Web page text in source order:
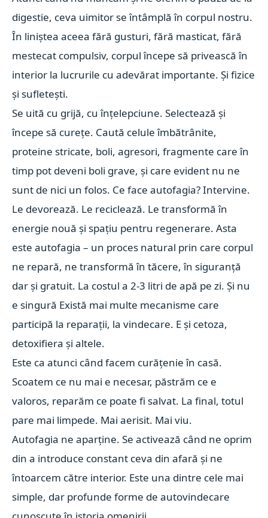
digestie, ceva uimitor se întâmplă în corpul nostru.
În liniștea aceea fără gusturi, fără masticat, fără
mestecat compulsiv, corpul începe să privească în
interior la lucrurile cu adevărat importante. Și fizice
și sufletești.
Se uită cu grijă, cu înțelepciune. Selectează și
începe să curețe. Caută celule îmbătrânite,
proteine stricate, boli, agresori, fragmente care în
timp pot deveni boli grave, și care evident nu ne
sunt de nici un folos. Ce face autofagia? Intervine.
Le devorează. Le reciclează. Le transformă în
energie nouă și spațiu pentru regenerare. Asta
este autofagia – un proces natural prin care corpul
ne repară, ne transformă în tăcere, în siguranță
dar și gratuit. La costul a 2-3 litri de apă pe zi. Și nu
e singură Există mai multe mecanisme care
participă la reparații, la vindecare. E și cetoza,
detoxifiera și altele.
Este ca atunci când facem curățenie în casă.
Scoatem ce nu mai e necesar, păstrăm ce e
valoros, reparăm ce poate fi salvat. La final, totul
pare mai limpede. Mai aerisit. Mai viu.
Autofagia ne aparține. Se activează când ne oprim
din a introduce constant ceva din afară și ne
întoarcem către interior. Este una dintre cele mai
simple, dar profunde forme de autovindecare